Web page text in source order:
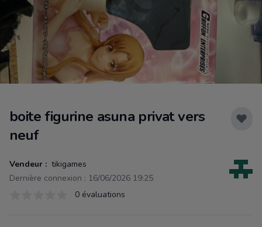
boite figurine asuna privat vers
neuf
Vendeur : tikigames
Dernière connexion : 16/06/2026 19:25
0 évaluations